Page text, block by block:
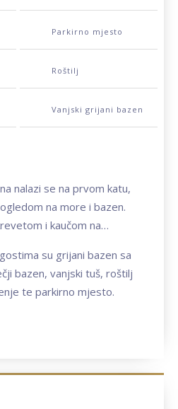
nalazi se na prvom katu,
na more i bazen.
i kaučom na
ima kuhinju s
boravkom, spavaći dio te
sat-tv.
frižider sa odjeljkom
kavu, kuhalo za vodu,
su grijani bazen sa
bazen, vanjski tuš, roštilj
te parkirno mjesto.
Parkirno mjesto
Roštilj
Vanjski grijani bazen